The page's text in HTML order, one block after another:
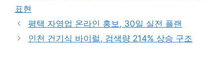
리
그
표현
평택 자영업 온라인 홍보, 30일 실전 플랜
인천 건기식 바이럴, 검색량 214% 상승 구조